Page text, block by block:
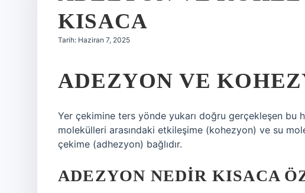
KISACA
Tarih: Haziran 7, 2025
ADEZYON VE
Yer çekimine ters yönde yukarı doğru gerçekleşen bu
molekülleri arasındaki etkileşime (kohezyon) ve su
çekime (adhezyon) bağlıdır.
ADEZYON NEDIR KISACA